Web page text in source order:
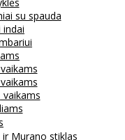
su spauda
indai
Murano stiklas